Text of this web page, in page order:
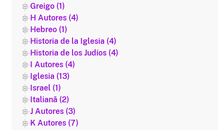
Greigo (1)
H Autores (4)
Hebreo (1)
Historia de la Iglesia (4)
Historia de los Judíos (4)
I Autores (4)
Iglesia (13)
Israel (1)
Italiană (2)
J Autores (3)
K Autores (7)